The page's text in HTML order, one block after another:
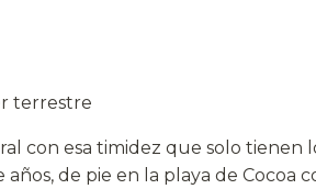
terrestre
con esa timidez que solo
de pie en la playa de Cocoa